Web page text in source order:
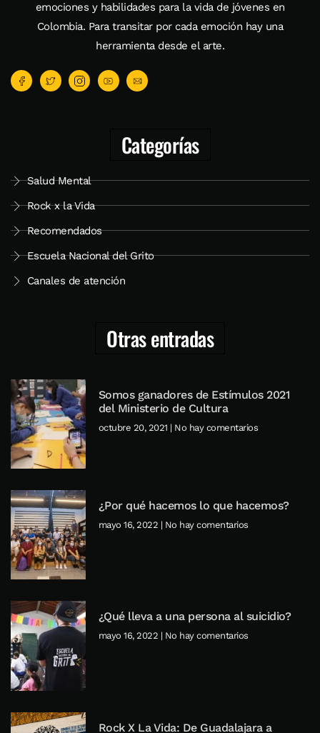
emociones y habilidades para la vida de jóvenes en
Colombia. Para transitar por cada emoción hay una
herramienta desde el arte.
Categorías
Salud Mental
Rock x la Vida
Recomendados
Escuela Nacional del Grito
Canales de atención
Otras entradas
Somos ganadores de Estímulos 2021
del Ministerio de Cultura
octubre 20, 2021 No hay comentarios
¿Por qué hacemos lo que hacemos?
mayo 16, 2022 No hay comentarios
¿Qué lleva a una persona al suicidio?
mayo 16, 2022 No hay comentarios
Rock X La Vida: De Guadalajara a